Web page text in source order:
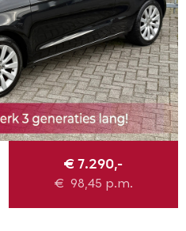
€ 7.290,-
€ 98,45 p.m.